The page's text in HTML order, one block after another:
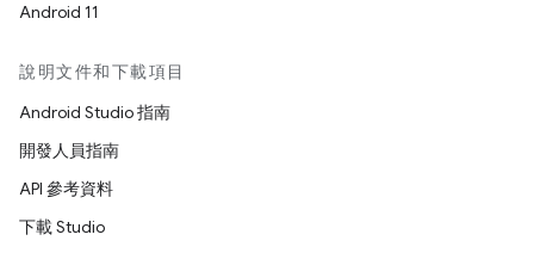
Android 11
說明文件和下載項目
Android Studio 指南
開發人員指南
API 參考資料
下載 Studio